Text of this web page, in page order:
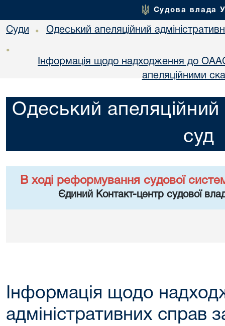
Судова влада
Суди • Одеський апеляційний
•
Інформація щодо надходження до
апеляційними
Одеський апеляційний
суд
В ході реформування судової
Єдиний Контакт-центр судової
Інформація щодо
адміністративних справ